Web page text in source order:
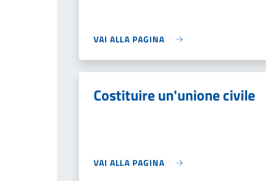
VAI ALLA PAGINA
Costituire un'unione civile
VAI ALLA PAGINA